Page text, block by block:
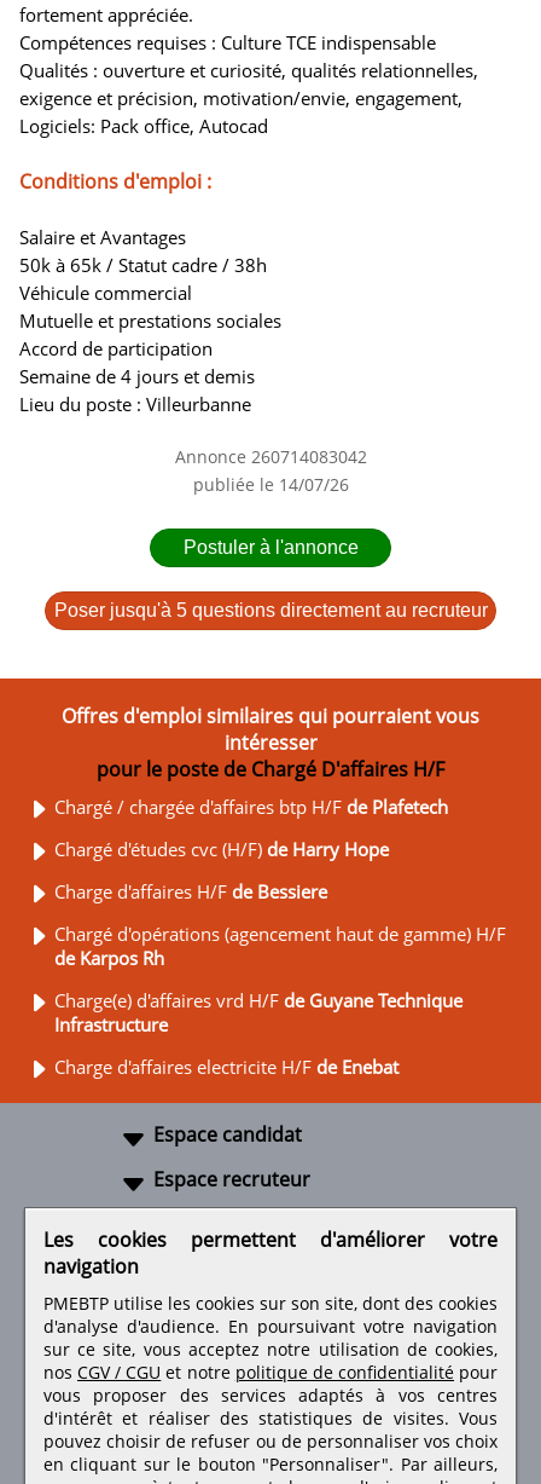
fortement appréciée.
Compétences requises : Culture TCE indispensable
Qualités : ouverture et curiosité, qualités relationnelles,
exigence et précision, motivation/envie, engagement,
Logiciels: Pack office, Autocad
Conditions d'emploi :
Salaire et Avantages
50k à 65k / Statut cadre / 38h
Véhicule commercial
Mutuelle et prestations sociales
Accord de participation
Semaine de 4 jours et demis
Lieu du poste : Villeurbanne
Annonce 260714083042
publiée le 14/07/26
Postuler à l'annonce
Poser jusqu'à 5 questions directement au recruteur
Offres d'emploi similaires qui pourraient vous
intéresser
pour le poste de Chargé D'affaires H/F
Chargé / chargée d'affaires btp H/F de Plafetech
Chargé d'études cvc (H/F) de Harry Hope
Charge d'affaires H/F de Bessiere
Chargé d'opérations (agencement haut de gamme) H/F
de Karpos Rh
Charge(e) d'affaires vrd H/F de Guyane Technique
Infrastructure
Charge d'affaires electricite H/F de Enebat
Espace candidat
Espace recruteur
Retrouvez-nous sur les réseaux sociaux
Les cookies permettent d'améliorer votre
navigation
PMEBTP utilise les cookies sur son site, dont des cookies
d'analyse d'audience. En poursuivant votre navigation
sur ce site, vous acceptez notre utilisation de cookies,
nos CGV / CGU et notre politique de confidentialité pour
vous proposer des services adaptés à vos centres
d'intérêt et réaliser des statistiques de visites.Vous
pouvez choisir de refuser ou de personnaliser vos choix
en cliquant sur le bouton "Personnaliser". Par ailleurs,